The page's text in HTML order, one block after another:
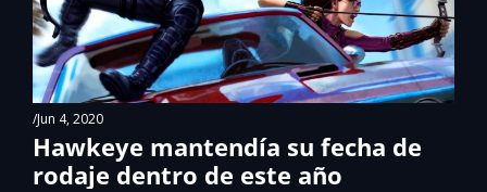
/Jun 4, 2020
Hawkeye mantendía su fecha de
rodaje dentro de este año